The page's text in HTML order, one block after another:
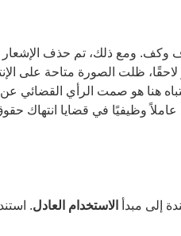
إيقاف وكف. ومع ذلك، تم حذف
ظلت الصورة متاحة على
الطبع والنشر وانتهاكات المادة 1202. ما يلفت
لم يعد عاملاً وظيفيًا في قضايا
إلى مبدأ الاستخدام العادل.